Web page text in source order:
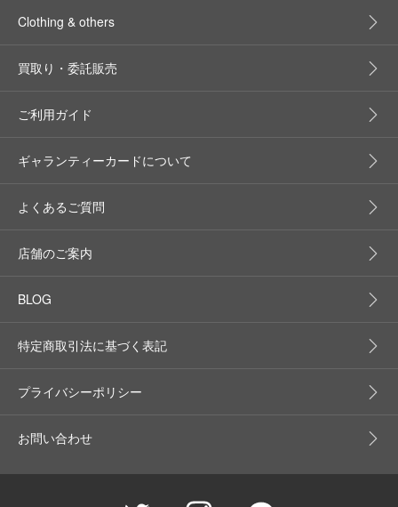
Clothing & others
買取り・委託販売
ご利用ガイド
ギャランティーカードについて
よくあるご質問
店舗のご案内
BLOG
特定商取引法に基づく表記
プライバシーポリシー
お問い合わせ